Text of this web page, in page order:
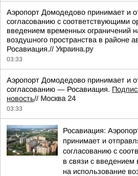
Аэропорт Домодедово принимает и
согласованию с соответствующими
введением временных ограничений
воздушного пространства в районе
Росавиация.// Украина.ру
03:33
Аэропорт Домодедово принимает и
согласованию — Росавиация.
новость// Москва 24
03:33
Росавиация:
принимает и
согласованию с
в связи с введением
на использование